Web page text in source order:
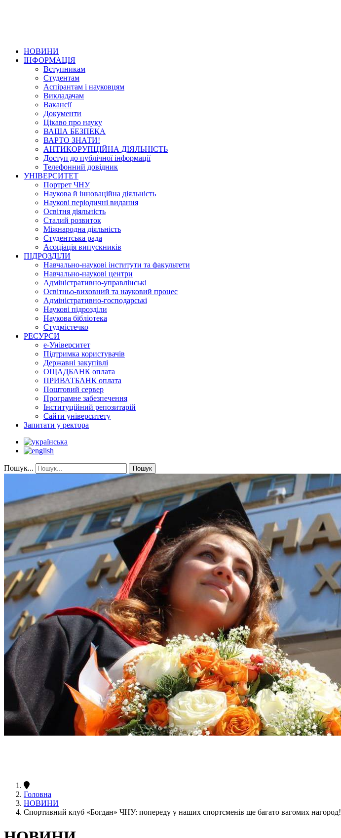
НОВИНИ
ІНФОРМАЦІЯ
Вступникам
Студентам
Аспірантам і науковцям
Викладачам
Вакансії
Документи
Цікаво про науку
ВАША БЕЗПЕКА
ВАРТО ЗНАТИ!
АНТИКОРУПЦІЙНА ДІЯЛЬНІСТЬ
Доступ до публічної інформації
Телефонний довідник
УНІВЕРСИТЕТ
Портрет ЧНУ
Наукова й інноваційна діяльність
Наукові періодичні видання
Освітня діяльність
Сталий розвиток
Міжнародна діяльність
Студентська рада
Асоціація випускників
ПІДРОЗДІЛИ
Навчально-наукові інститути та факультети
Навчально-наукові центри
Адміністративно-управлінські
Освітньо-виховний та науковий процес
Адміністративно-господарські
Наукові підрозділи
Наукова бібліотека
Студмістечко
РЕСУРСИ
е-Університет
Підтримка користувачів
Державні закупівлі
ОЩАДБАНК оплата
ПРИВАТБАНК оплата
Поштовий сервер
Програмне забезпечення
Інституційний репозитарій
Сайти університету
Запитати у ректора
Пошук... Пошук
Головна
НОВИНИ
Спортивний клуб «Богдан» ЧНУ: попереду у наших спортсменів ще багато вагомих нагород!